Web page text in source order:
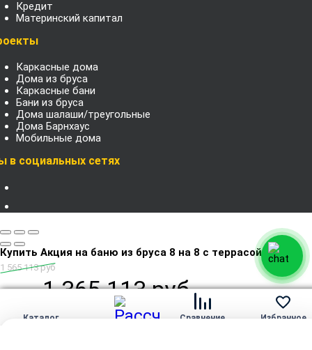
Кредит
Материнский капитал
Каркасные дома
Дома из бруса
Каркасные бани
Бани из бруса
Дома шалаши/треугольные
Дома Барнхаус
Мобильные дома
в социальных сетях
Купить Акция на баню из бруса 8 на 8 с террасой
1 565 113 руб
1 365 113 руб
Каталог Сравнение Избранное